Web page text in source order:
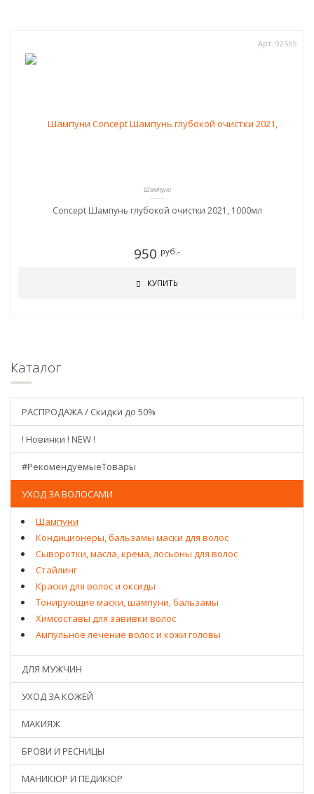
Арт. 92565
Шампуни
Concept Шампунь глубокой очистки 2021, 1000мл
950 руб.-
КУПИТЬ
Каталог
РАСПРОДАЖА / Скидки до 50%
! Новинки ! NEW !
#РекомендуемыеТовары
УХОД ЗА ВОЛОСАМИ
Шампуни
Кондиционеры, бальзамы маски для волос
Сыворотки, масла, крема, лосьоны для волос
Стайлинг
Краски для волос и оксиды
Тонирующие маски, шампуни, бальзамы
Химсоставы для завивки волос
Ампульное лечение волос и кожи головы
ДЛЯ МУЖЧИН
УХОД ЗА КОЖЕЙ
МАКИЯЖ
БРОВИ И РЕСНИЦЫ
МАНИКЮР И ПЕДИКЮР